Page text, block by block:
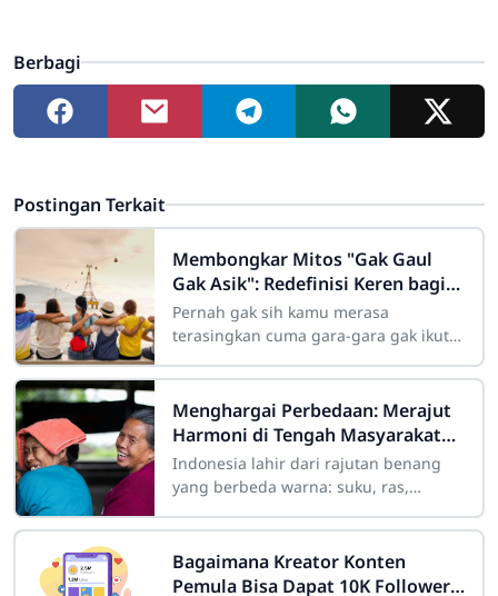
Berbagi
Postingan Terkait
Membongkar Mitos "Gak Gaul
Gak Asik": Redefinisi Keren bagi
Remaja Modern
Pernah gak sih kamu merasa
terasingkan cuma gara-gara gak ikut
kemarin? Atau merasa "kurang keren"
Menghargai Perbedaan: Merajut
Harmoni di Tengah Masyarakat
yang Beragam
Indonesia lahir dari rajutan benang
yang berbeda warna: suku, ras,
Keberagaman ini laksana mosaik yang
indah jika
Bagaimana Kreator Konten
Pemula Bisa Dapat 10K Followers